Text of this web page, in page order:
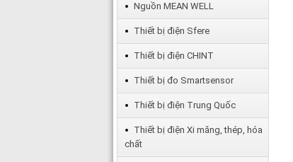
Nguồn MEAN WELL
Thiết bị điện Sfere
Thiết bị điện CHINT
Thiết bị đo Smartsensor
Thiết bị điện Trung Quốc
Thiết bị điện Xi măng, thép, hóa
chất